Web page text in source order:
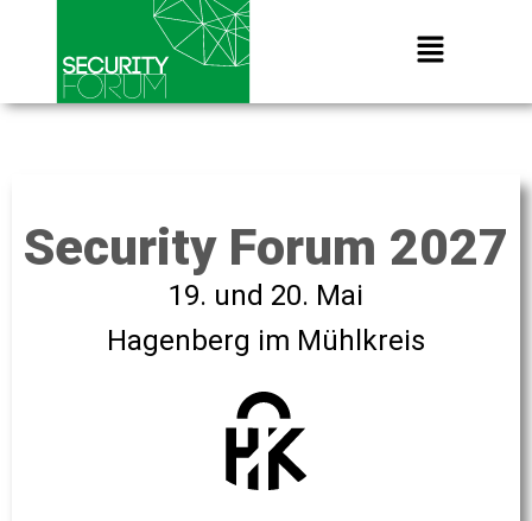
Security Forum 2027
19. und 20. Mai
Hagenberg im Mühlkreis